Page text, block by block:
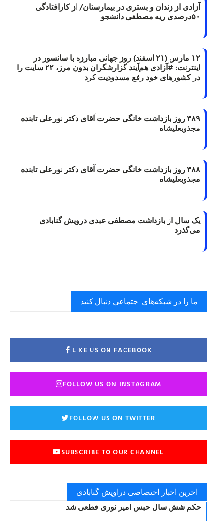
آزادی از زندان و بستری در بیمارستان/ از کارافتادگی
۵۰درصدی ریه مصطفی دانشجو
۱۲ مارس (۲۱ اسفند) روز جهانی مبارزه با سانسور در
اینترنت: #آزادی هم‌آیند گزارشگران‌ بدون مرز، ۲۲ سایت را
در کشورهای خود رفع مسدودیت کرد
۳۸۹ روز بازداشت خانگی حضرت آقای دکتر نورعلی تابنده
مجذوبعلیشاه
۳۸۸ روز بازداشت خانگی حضرت آقای دکتر نورعلی تابنده
مجذوبعلیشاه
یک سال از بازداشت مصطفی عبدی درویش گنابادی
می‌گذرد
ما را در شبکه‌های اجتماعی دنبال کنید
LIKE US ON FACEBOOK
FOLLOW US ON INSTAGRAM
FOLLOW US ON TWITTER
SUBSCRIBE TO OUR CHANNEL
آخرین اخبار اختصاصی دراویش گنابادی
حکم شش سال حبس امیر نوری قطعی شد